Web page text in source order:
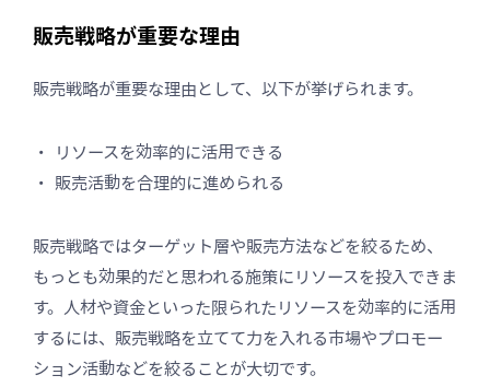
販売戦略が重要な理由
販売戦略が重要な理由として、以下が挙げられます。
リソースを効率的に活用できる
販売活動を合理的に進められる
販売戦略ではターゲット層や販売方法などを絞るため、
もっとも効果的だと思われる施策にリソースを投入できま
す。人材や資金といった限られたリソースを効率的に活用
するには、販売戦略を立てて力を入れる市場やプロモー
ション活動などを絞ることが大切です。